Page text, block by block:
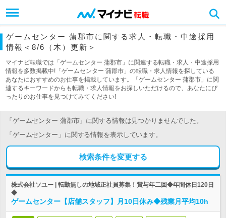
ゲームセンター 蒲郡市に関する求人・転職・中途採用
情報＜8/6（木）更新＞
マイナビ転職では「ゲームセンター 蒲郡市」に関連する転職・求人・中途採用
情報を多数掲載中!「ゲームセンター 蒲郡市」の転職・求人情報を探している
あなたにおすすめのお仕事を掲載しています。「ゲームセンター 蒲郡市」に関
連するキーワードからも転職・求人情報をお探しいただけるので、あなたにぴ
ったりのお仕事を見つけてみてください!
「ゲームセンター 蒲郡市」に関する情報は見つかりませんでした。
「ゲームセンター」に関する情報を表示しています。
検索条件を変更する
株式会社ソユー | 転勤無しの地域正社員募集！賞与年二回◆年間休日120日
◆
ゲームセンター【店舗スタッフ】月10日休み◆残業月平均10h